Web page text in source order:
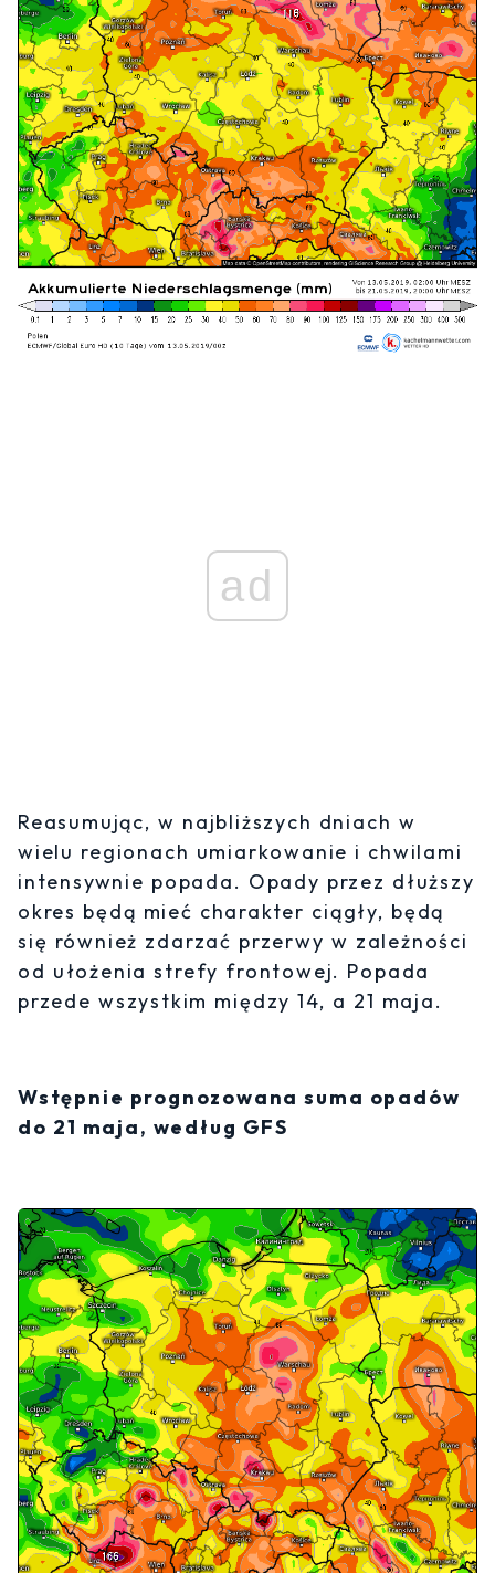
ad
Reasumując, w najbliższych dniach w
wielu regionach umiarkowanie i chwilami
intensywnie popada. Opady przez dłuższy
okres będą mieć charakter ciągły, będą
się również zdarzać przerwy w zależności
od ułożenia strefy frontowej. Popada
przede wszystkim między 14, a 21 maja.
Wstępnie prognozowana suma opadów
do 21 maja, według GFS